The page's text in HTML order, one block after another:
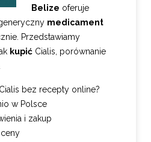
Belize oferuje
medicament
Przedstawiamy
kupić Cialis, porównanie
bez recepty online?
w Polsce
i zakup
ceny